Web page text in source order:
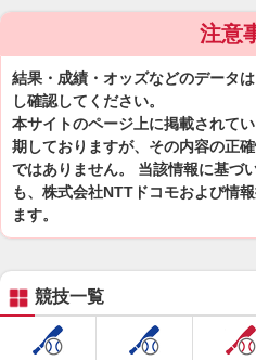
注意
結果・成績・オッズなどのデータ
し確認してください。
本サイトのページ上に掲載されて
期しておりますが、その内容の正
ではありません。 当該情報に基づ
も、株式会社NTTドコモおよび情
ます。
競技一覧